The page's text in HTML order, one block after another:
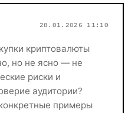
28.01.2026 11:10
криптовалюты
но не ясно — не
риски и
аудитории?
примеры